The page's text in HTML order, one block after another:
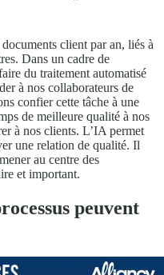
client par an, liés à
Dans un cadre de
du traitement automatisé
à nos collaborateurs de
confier cette tâche à une
de meilleure qualité à nos
à nos clients. L’IA permet
une relation de qualité. Il
au centre des
et important.
peuvent